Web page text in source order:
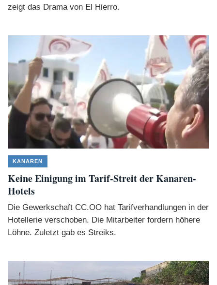
zeigt das Drama von El Hierro.
KANAREN
Keine Einigung im Tarif-Streit der Kanaren-
Hotels
Die Gewerkschaft CC.OO hat Tarifverhandlungen in der
Hotellerie verschoben. Die Mitarbeiter fordern höhere
Löhne. Zuletzt gab es Streiks.